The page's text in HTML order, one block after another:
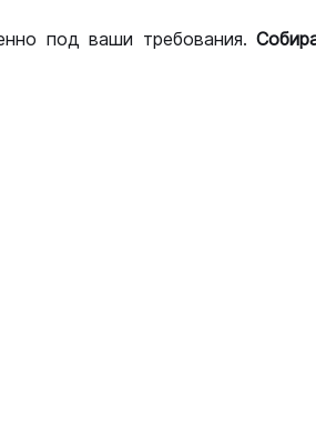
под ваши требования.